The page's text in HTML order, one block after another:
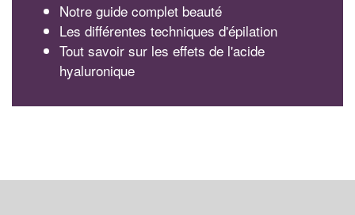
Notre guide complet beauté
Les différentes techniques d'épilation
Tout savoir sur les effets de l'acide
hyaluronique